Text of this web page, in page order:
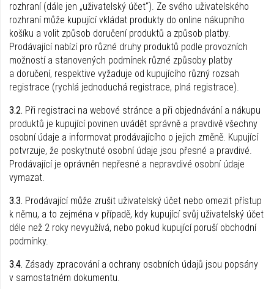
rozhraní (dále jen „uživatelský účet“). Ze svého uživatelského
rozhraní může kupující vkládat produkty do online nákupního
košíku a volit způsob doručení produktů a způsob platby.
Prodávající nabízí pro různé druhy produktů podle provozních
možností a stanovených podmínek různé způsoby platby
a doručení, respektive vyžaduje od kupujícího různý rozsah
registrace (rychlá jednoduchá registrace, plná registrace).
3.2. Při registraci na webové stránce a při objednávání a nákupu
produktů je kupující povinen uvádět správně a pravdivě všechny
osobní údaje a informovat prodávajícího o jejich změně. Kupující
potvrzuje, že poskytnuté osobní údaje jsou přesné a pravdivé.
Prodávající je oprávněn nepřesné a nepravdivé osobní údaje
vymazat.
3.3. Prodávající může zrušit uživatelský účet nebo omezit přístup
k němu, a to zejména v případě, kdy kupující svůj uživatelský účet
déle než 2 roky nevyužívá, nebo pokud kupující poruší obchodní
podmínky.
3.4. Zásady zpracování a ochrany osobních údajů jsou popsány
v samostatném dokumentu.